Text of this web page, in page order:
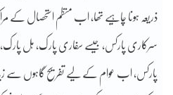
ذریعہ ہونا چاہیے تھا، اب منظم استحصال
سرکاری پارکس، جیسے سفاری پارک، ہل
پارکس، اب عوام کے لیے تفریح گاہوں سے